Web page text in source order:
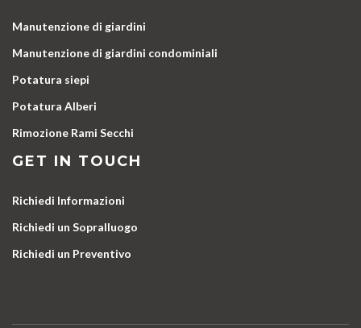
Manutenzione di giardini
Manutenzione di giardini condominiali
Potatura siepi
Potatura Alberi
Rimozione Rami Secchi
GET IN TOUCH
Richiedi Informazioni
Richiedi un Sopralluogo
Richiedi un Preventivo